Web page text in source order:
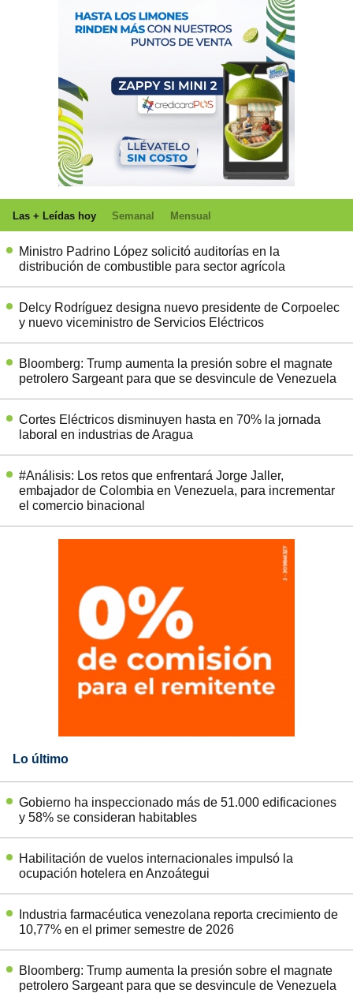
Las + Leídas hoy Semanal Mensual
Ministro Padrino López solicitó auditorías en la
distribución de combustible para sector agrícola
Delcy Rodríguez designa nuevo presidente de Corpoelec
y nuevo viceministro de Servicios Eléctricos
Bloomberg: Trump aumenta la presión sobre el magnate
petrolero Sargeant para que se desvincule de Venezuela
Cortes Eléctricos disminuyen hasta en 70% la jornada
laboral en industrias de Aragua
#Análisis: Los retos que enfrentará Jorge Jaller,
embajador de Colombia en Venezuela, para incrementar
el comercio binacional
Lo último
Gobierno ha inspeccionado más de 51.000 edificaciones
y 58% se consideran habitables
Habilitación de vuelos internacionales impulsó la
ocupación hotelera en Anzoátegui
Industria farmacéutica venezolana reporta crecimiento de
10,77% en el primer semestre de 2026
Bloomberg: Trump aumenta la presión sobre el magnate
petrolero Sargeant para que se desvincule de Venezuela